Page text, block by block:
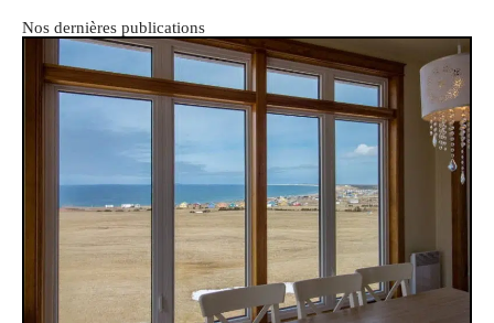
Nos dernières publications